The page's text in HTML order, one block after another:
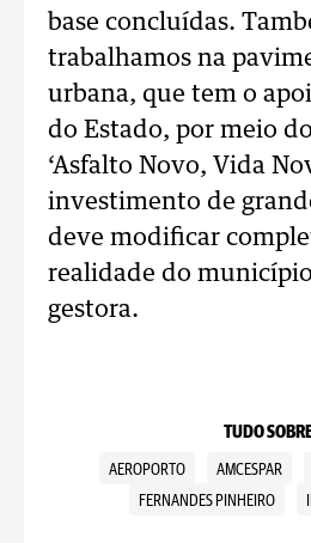
base concluídas.
trabalhamos na
urbana, que tem o
do Estado, por meio
‘Asfalto Novo, Vida
investimento de
deve modificar
realidade do
gestora.
TUDO
AEROPORTO AMCESPAR
FERNANDES PINHEIRO